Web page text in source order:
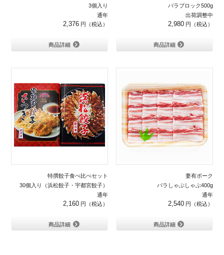
3個入り
通年
2,376
商品詳細
バラブロック500g
出荷調整中
2,980
商品詳細
特撰餃子食べ比べセット
30個入り（浜松餃子・宇都宮餃子）
通年
2,160
商品詳細
妻有ポーク
バラしゃぶしゃぶ400g
通年
2,540
商品詳細